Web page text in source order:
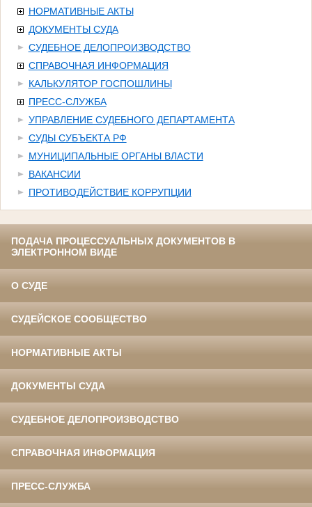
НОРМАТИВНЫЕ АКТЫ
ДОКУМЕНТЫ СУДА
СУДЕБНОЕ ДЕЛОПРОИЗВОДСТВО
СПРАВОЧНАЯ ИНФОРМАЦИЯ
КАЛЬКУЛЯТОР ГОСПОШЛИНЫ
ПРЕСС-СЛУЖБА
УПРАВЛЕНИЕ СУДЕБНОГО ДЕПАРТАМЕНТА
СУДЫ СУБЪЕКТА РФ
МУНИЦИПАЛЬНЫЕ ОРГАНЫ ВЛАСТИ
ВАКАНСИИ
ПРОТИВОДЕЙСТВИЕ КОРРУПЦИИ
ПОДАЧА ПРОЦЕССУАЛЬНЫХ ДОКУМЕНТОВ В
ЭЛЕКТРОННОМ ВИДЕ
О СУДЕ
СУДЕЙСКОЕ СООБЩЕСТВО
НОРМАТИВНЫЕ АКТЫ
ДОКУМЕНТЫ СУДА
СУДЕБНОЕ ДЕЛОПРОИЗВОДСТВО
СПРАВОЧНАЯ ИНФОРМАЦИЯ
ПРЕСС-СЛУЖБА